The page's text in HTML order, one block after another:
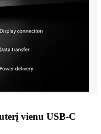
vienu USB-C